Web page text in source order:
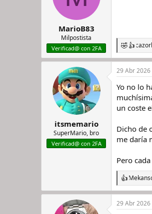
MarioB83
Milpostista
Verificad@ con 2FA
R
e
a
c
i
o
e
:
itsmemario
SuperMario, bro
Verificad@ con 2FA
29 Abr 2026
Yo no lo
un coste
Dicho de
me daría
Pero
R
e
a
c
29 Abr 2026